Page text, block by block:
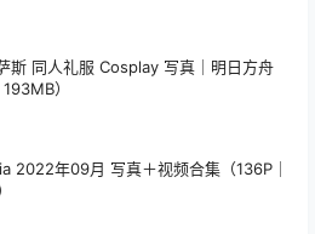
斯 同人礼服 Cosplay 写真｜明日方舟
）
2022年09月 写真＋视频合集（136P｜